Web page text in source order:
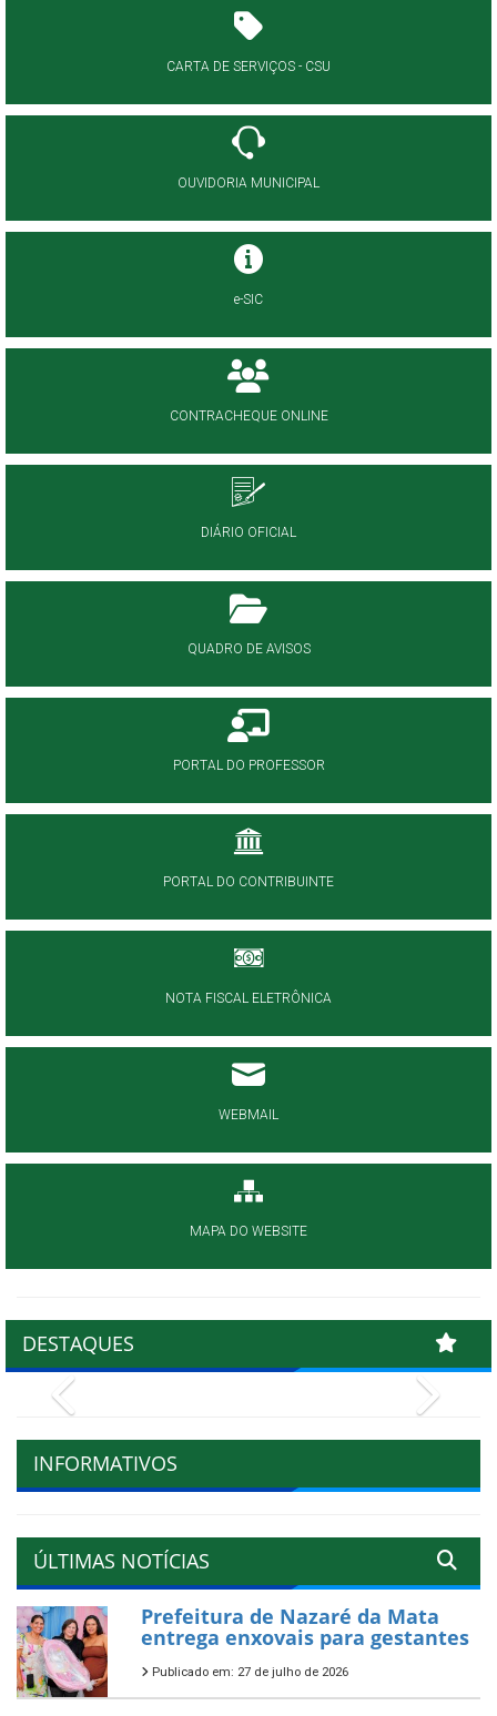
CARTA DE SERVIÇOS - CSU
OUVIDORIA MUNICIPAL
e-SIC
CONTRACHEQUE ONLINE
DIÁRIO OFICIAL
QUADRO DE AVISOS
PORTAL DO PROFESSOR
PORTAL DO CONTRIBUINTE
NOTA FISCAL ELETRÔNICA
WEBMAIL
MAPA DO WEBSITE
DESTAQUES
INFORMATIVOS
ÚLTIMAS NOTÍCIAS
Prefeitura de Nazaré da Mata
entrega enxovais para gestantes
Publicado em: 27 de julho de 2026